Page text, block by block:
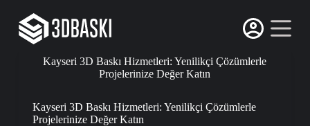
k
Kayseri 3D Baskı Hizmetleri: Yenilikçi Çözümlerle
Projelerinize Değer Katın
Kayseri 3D Baskı Hizmetleri: Yenilikçi Çözümlerle
Projelerinize Değer Katın